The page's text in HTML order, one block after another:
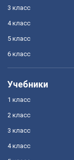
3 класс
4 класс
5 класс
6 класс
Учебники
1 класс
2 класс
3 класс
4 класс